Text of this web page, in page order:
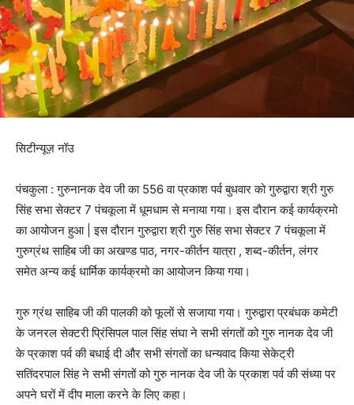
सिटीन्यूज़ नॉउ
पंचकुला : गुरुनानक देव जी का 556 वा प्रकाश पर्व बुधवार को गुरुद्वारा श्री गुरु
सिंह सभा सेक्टर 7 पंचकूला में धूमधाम से मनाया गया। इस दौरान कई कार्यक्रमो
का आयोजन हुआ | इस दौरान गुरुद्वारा श्री गुरु सिंह सभा सेक्टर 7 पंचकूला में
गुरुग्रंथ साहिब जी का अखण्ड पाठ, नगर-कीर्तन यात्रा , शब्द-कीर्तन, लंगर
समेत अन्य कई धार्मिक कार्यक्रमो का आयोजन किया गया।
गुरु ग्रंथ साहिब जी की पालकी को फूलों से सजाया गया। गुरुद्वारा प्रबंधक कमेटी
के जनरल सेक्टरी प्रिंसिपल पाल सिंह संघा ने सभी संगतों को गुरु नानक देव जी
के प्रकाश पर्व की बधाई दी और सभी संगतों का धन्यवाद किया सेकेट्री
सतिंदरपाल सिंह ने सभी संगतों को गुरु नानक देव जी के प्रकाश पर्व की संध्या पर
अपने घरों में दीप माला करने के लिए कहा।